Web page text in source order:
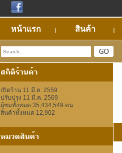
หน้าแรก สินค้า
เปิดร้าน 11 มี.ค. 2559
ปรับปรุง 11 มี.ค. 2569
ผู้ชมทั้งหมด 35,434,549 คน
สินค้าทั้งหมด 12,902